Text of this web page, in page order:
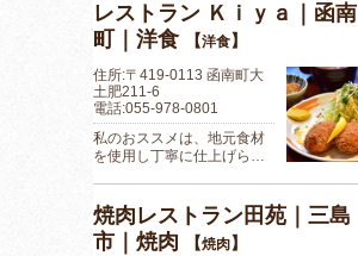
レストラン Ｋｉｙａ｜函南
町｜洋食
【洋食】
住所:〒419-0113 函南町大
土肥211-6
電話:055-978-0801
私のおススメは、地元食材
を使用し丁寧に仕上げら…
焼肉レストラン田苑｜三島
市｜焼肉
【焼肉】